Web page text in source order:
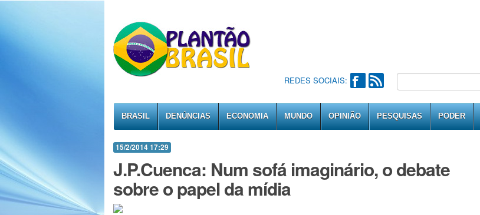
REDES SOCIAIS:
BRASIL DENÚNCIAS ECONOMIA MUNDO OPINIÃO PESQUISAS PODER
15/2/2014 17:29
J.P.Cuenca: Num sofá imaginário, o debate
sobre o papel da mídia